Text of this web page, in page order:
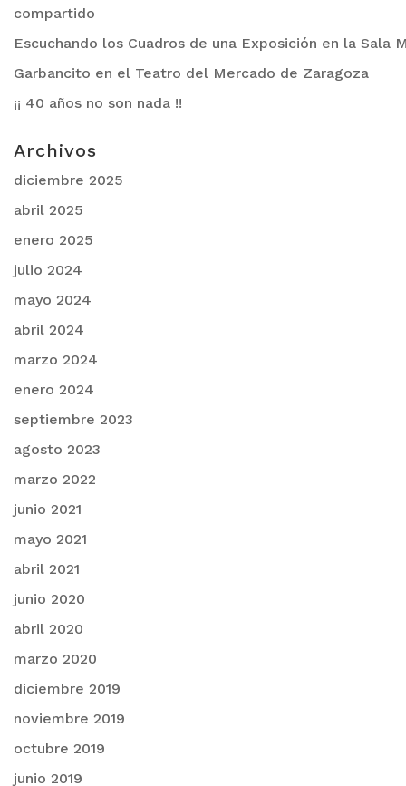
compartido
Escuchando los Cuadros de una Exposición en la Sala
Garbancito en el Teatro del Mercado de Zaragoza
¡¡ 40 años no son nada !!
Archivos
diciembre 2025
abril 2025
enero 2025
julio 2024
mayo 2024
abril 2024
marzo 2024
enero 2024
septiembre 2023
agosto 2023
marzo 2022
junio 2021
mayo 2021
abril 2021
junio 2020
abril 2020
marzo 2020
diciembre 2019
noviembre 2019
octubre 2019
junio 2019